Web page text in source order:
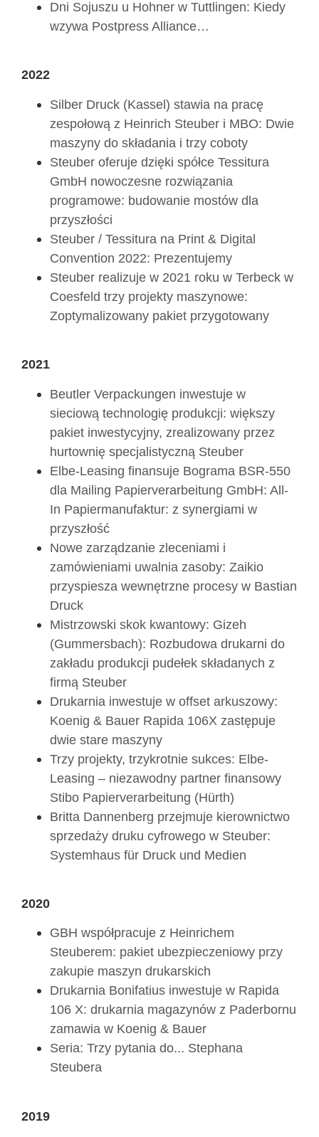
Dni Sojuszu u Hohner w Tuttlingen: Kiedy
wzywa Postpress Alliance…
2022
Silber Druck (Kassel) stawia na pracę
zespołową z Heinrich Steuber i MBO: Dwie
maszyny do składania i trzy coboty
Steuber oferuje dzięki spółce Tessitura
GmbH nowoczesne rozwiązania
programowe: budowanie mostów dla
przyszłości
Steuber / Tessitura na Print & Digital
Convention 2022: Prezentujemy
Steuber realizuje w 2021 roku w Terbeck w
Coesfeld trzy projekty maszynowe:
Zoptymalizowany pakiet przygotowany
2021
Beutler Verpackungen inwestuje w
sieciową technologię produkcji: większy
pakiet inwestycyjny, zrealizowany przez
hurtownię specjalistyczną Steuber
Elbe-Leasing finansuje Bograma BSR-550
dla Mailing Papierverarbeitung GmbH: All-
In Papiermanufaktur: z synergiami w
przyszłość
Nowe zarządzanie zleceniami i
zamówieniami uwalnia zasoby: Zaikio
przyspiesza wewnętrzne procesy w Bastian
Druck
Mistrzowski skok kwantowy: Gizeh
(Gummersbach): Rozbudowa drukarni do
zakładu produkcji pudełek składanych z
firmą Steuber
Drukarnia inwestuje w offset arkuszowy:
Koenig & Bauer Rapida 106X zastępuje
dwie stare maszyny
Trzy projekty, trzykrotnie sukces: Elbe-
Leasing – niezawodny partner finansowy
Stibo Papierverarbeitung (Hürth)
Britta Dannenberg przejmuje kierownictwo
sprzedaży druku cyfrowego w Steuber:
Systemhaus für Druck und Medien
2020
GBH współpracuje z Heinrichem
Steuberem: pakiet ubezpieczeniowy przy
zakupie maszyn drukarskich
Drukarnia Bonifatius inwestuje w Rapida
106 X: drukarnia magazynów z Paderbornu
zamawia w Koenig & Bauer
Seria: Trzy pytania do... Stephana
Steubera
2019